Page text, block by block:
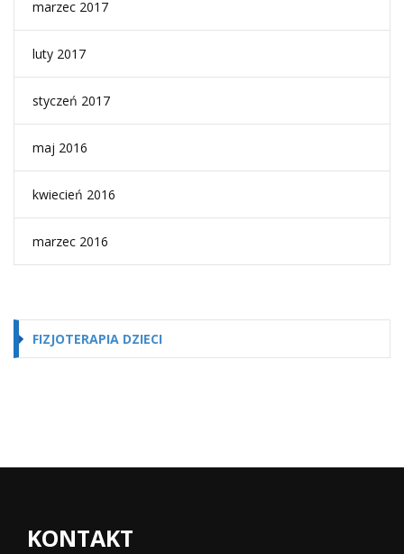
marzec 2017
luty 2017
styczeń 2017
maj 2016
kwiecień 2016
marzec 2016
FIZJOTERAPIA DZIECI
KONTAKT